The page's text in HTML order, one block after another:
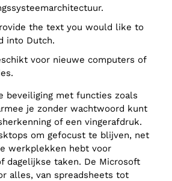
into Dutch.
beveiliging met functies zoals
je zonder wachtwoord kunt
of een vingerafdruk.
om gefocust te blijven, net
werkplekken hebt voor
dagelijkse taken. De Microsoft
alles, van spreadsheets tot